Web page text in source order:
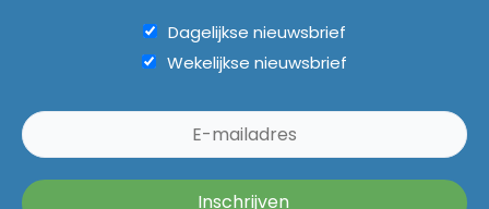
Dagelijkse nieuwsbrief
Wekelijkse nieuwsbrief